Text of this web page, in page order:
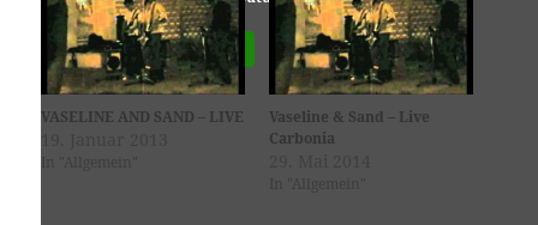
✓ Erlauben Datenschutzbedingungen
VASELINE AND SAND – LIVE
Vaseline & Sand – Live
Carbonia